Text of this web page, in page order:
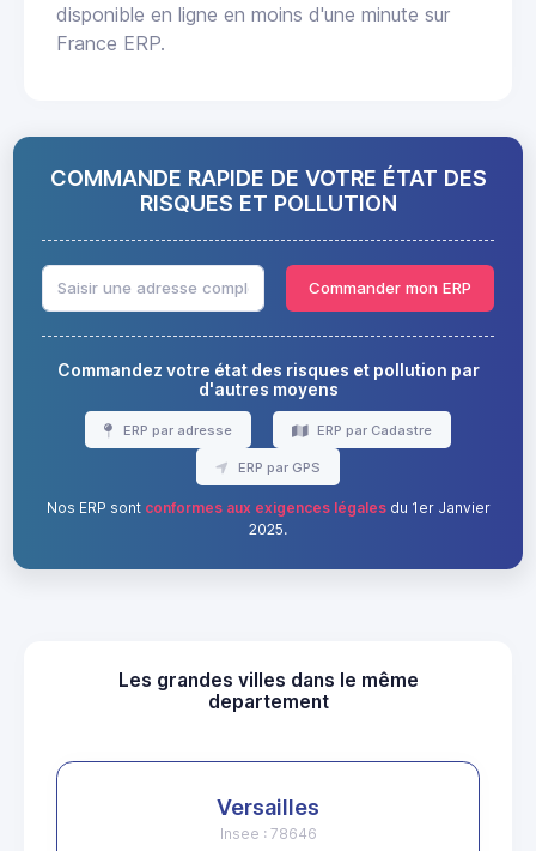
disponible en ligne en moins d'une minute sur
France ERP.
COMMANDE RAPIDE DE VOTRE ÉTAT DES
RISQUES ET POLLUTION
Commander mon ERP
Commandez votre état des risques et pollution par
d'autres moyens
ERP par adresse ERP par Cadastre
ERP par GPS
Nos ERP sont conformes aux exigences légalesdu 1er Janvier
2025.
Les grandes villes dans le même
departement
Versailles
Insee : 78646